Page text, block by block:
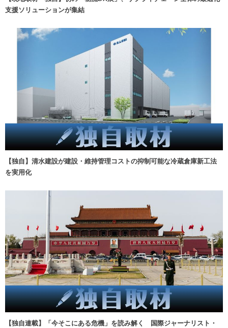
支援ソリューションが集結
【独自】清水建設が建設・維持管理コストの抑制可能な冷蔵倉庫新工法
を実用化
【独自連載】「今そこにある危機」を読み解く 国際ジャーナリスト・